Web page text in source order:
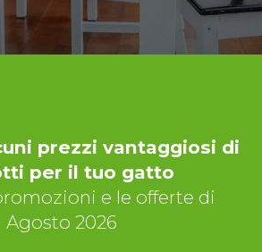
prezzi vantaggiosi di
per il tuo gatto
e le offerte di
Agosto 2026